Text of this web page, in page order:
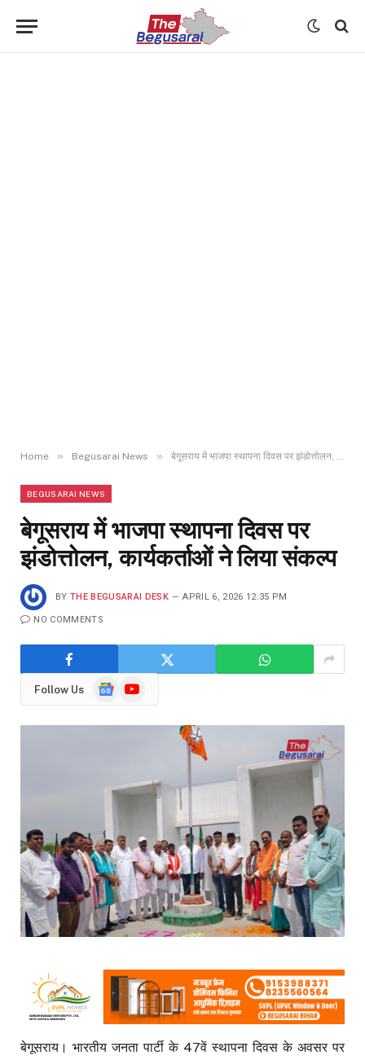
Home » Begusarai News » बेगूसराय में भाजपा स्थापना दिवस पर झंडोत्तोलन, कार्यकर्ताओं ने लिया संकल्प
BEGUSARAI NEWS
बेगूसराय में भाजपा स्थापना दिवस पर
झंडोत्तोलन, कार्यकर्ताओं ने लिया संकल्प
BY THE BEGUSARAI DESK APRIL 6, 2026 12:35 PM
NO COMMENTS
Follow Us
GoogleYouTube
बेगूसराय। भारतीय जनता पार्टी के 47वें स्थापना दिवस के अवसर पर